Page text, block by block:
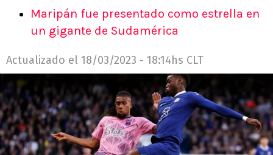
Maripán fue presentado como estrella en
un gigante de Sudamérica
Actualizado el 18/03/2023 - 18:14hs CLT